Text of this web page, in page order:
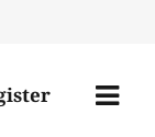
Menü